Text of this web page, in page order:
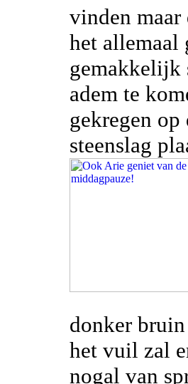
vinden
het allemaal
gemakkelijk
adem te
gekregen
steenslag
donker
het vuil zal
nogal van